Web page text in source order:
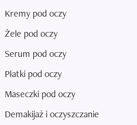
Kremy pod oczy
Żele pod oczy
Serum pod oczy
Płatki pod oczy
Maseczki pod oczy
Demakijaż i oczyszczanie